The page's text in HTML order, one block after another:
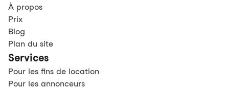
À propos
Prix
Blog
Plan du site
Services
Pour les fins de location
Pour les annonceurs